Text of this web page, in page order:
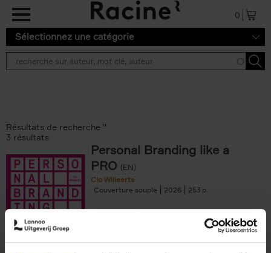
Aller au contenu principal
0
Sélectionnez une catégorie
Résultats de recherche ''
3 résultats
Personal Branding like a
PRO (EN)
Clo Willaerts
Couverture souple
2026 253
€34,99